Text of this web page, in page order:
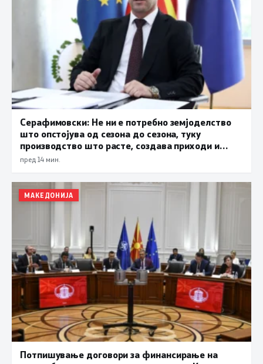
Серафимовски: Не ни е потребно земјоделство
што опстојува од сезона до сезона, туку
производство што расте, создава приходи и
обезбедува храна за државата
пред 14 мин.
МАКЕДОНИЈА
Потпишување договори за финансирање на